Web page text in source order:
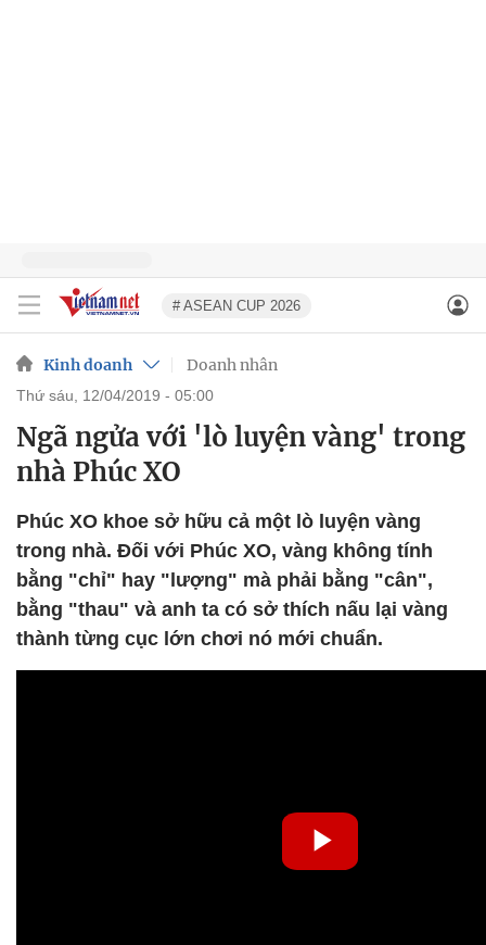
# ASEAN CUP 2026
Kinh doanh Doanh nhân
thứ sáu, 12/04/2019 - 05:00
Ngã ngửa với 'lò luyện vàng' trong
nhà Phúc XO
Phúc XO khoe sở hữu cả một lò luyện vàng
trong nhà. Đối với Phúc XO, vàng không tính
bằng "chỉ" hay "lượng" mà phải bằng "cân",
bằng "thau" và anh ta có sở thích nấu lại vàng
thành từng cục lớn chơi nó mới chuẩn.